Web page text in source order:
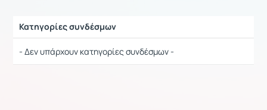
Κατηγορίες συνδέσμων
- Δεν υπάρχουν κατηγορίες συνδέσμων -